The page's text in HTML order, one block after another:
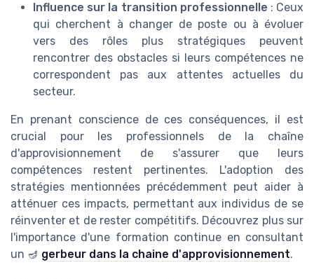
Influence sur la transition professionnelle : Ceux
qui cherchent à changer de poste ou à évoluer
vers des rôles plus stratégiques peuvent
rencontrer des obstacles si leurs compétences ne
correspondent pas aux attentes actuelles du
secteur.
En prenant conscience de ces conséquences, il est
crucial pour les professionnels de la chaîne
d'approvisionnement de s'assurer que leurs
compétences restent pertinentes. L'adoption des
stratégies mentionnées précédemment peut aider à
atténuer ces impacts, permettant aux individus de se
réinventer et de rester compétitifs. Découvrez plus sur
l'importance d'une formation continue en consultant
un 🪔 gerbeur dans la chaine d'approvisionnement.